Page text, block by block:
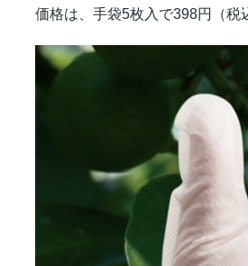
価格は、手袋5枚入で398円（税